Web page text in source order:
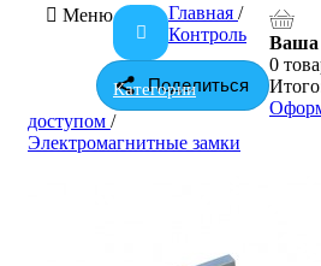
Меню
Категории
Ваша
0
Поделиться
Главная /
Контроль
доступом /
Электромагнитные замки